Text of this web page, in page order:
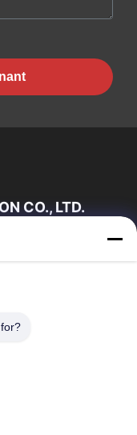
CO., LTD.
De Nous
De Qualité